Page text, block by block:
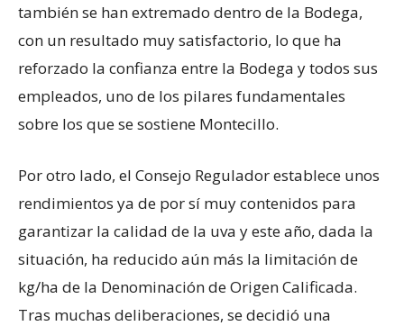
también se han extremado dentro de la Bodega,
con un resultado muy satisfactorio, lo que ha
reforzado la confianza entre la Bodega y todos sus
empleados, uno de los pilares fundamentales
sobre los que se sostiene Montecillo.
Por otro lado, el Consejo Regulador establece unos
rendimientos ya de por sí muy contenidos para
garantizar la calidad de la uva y este año, dada la
situación, ha reducido aún más la limitación de
kg/ha de la Denominación de Origen Calificada.
Tras muchas deliberaciones, se decidió una